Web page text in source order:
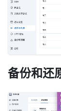
备份和还